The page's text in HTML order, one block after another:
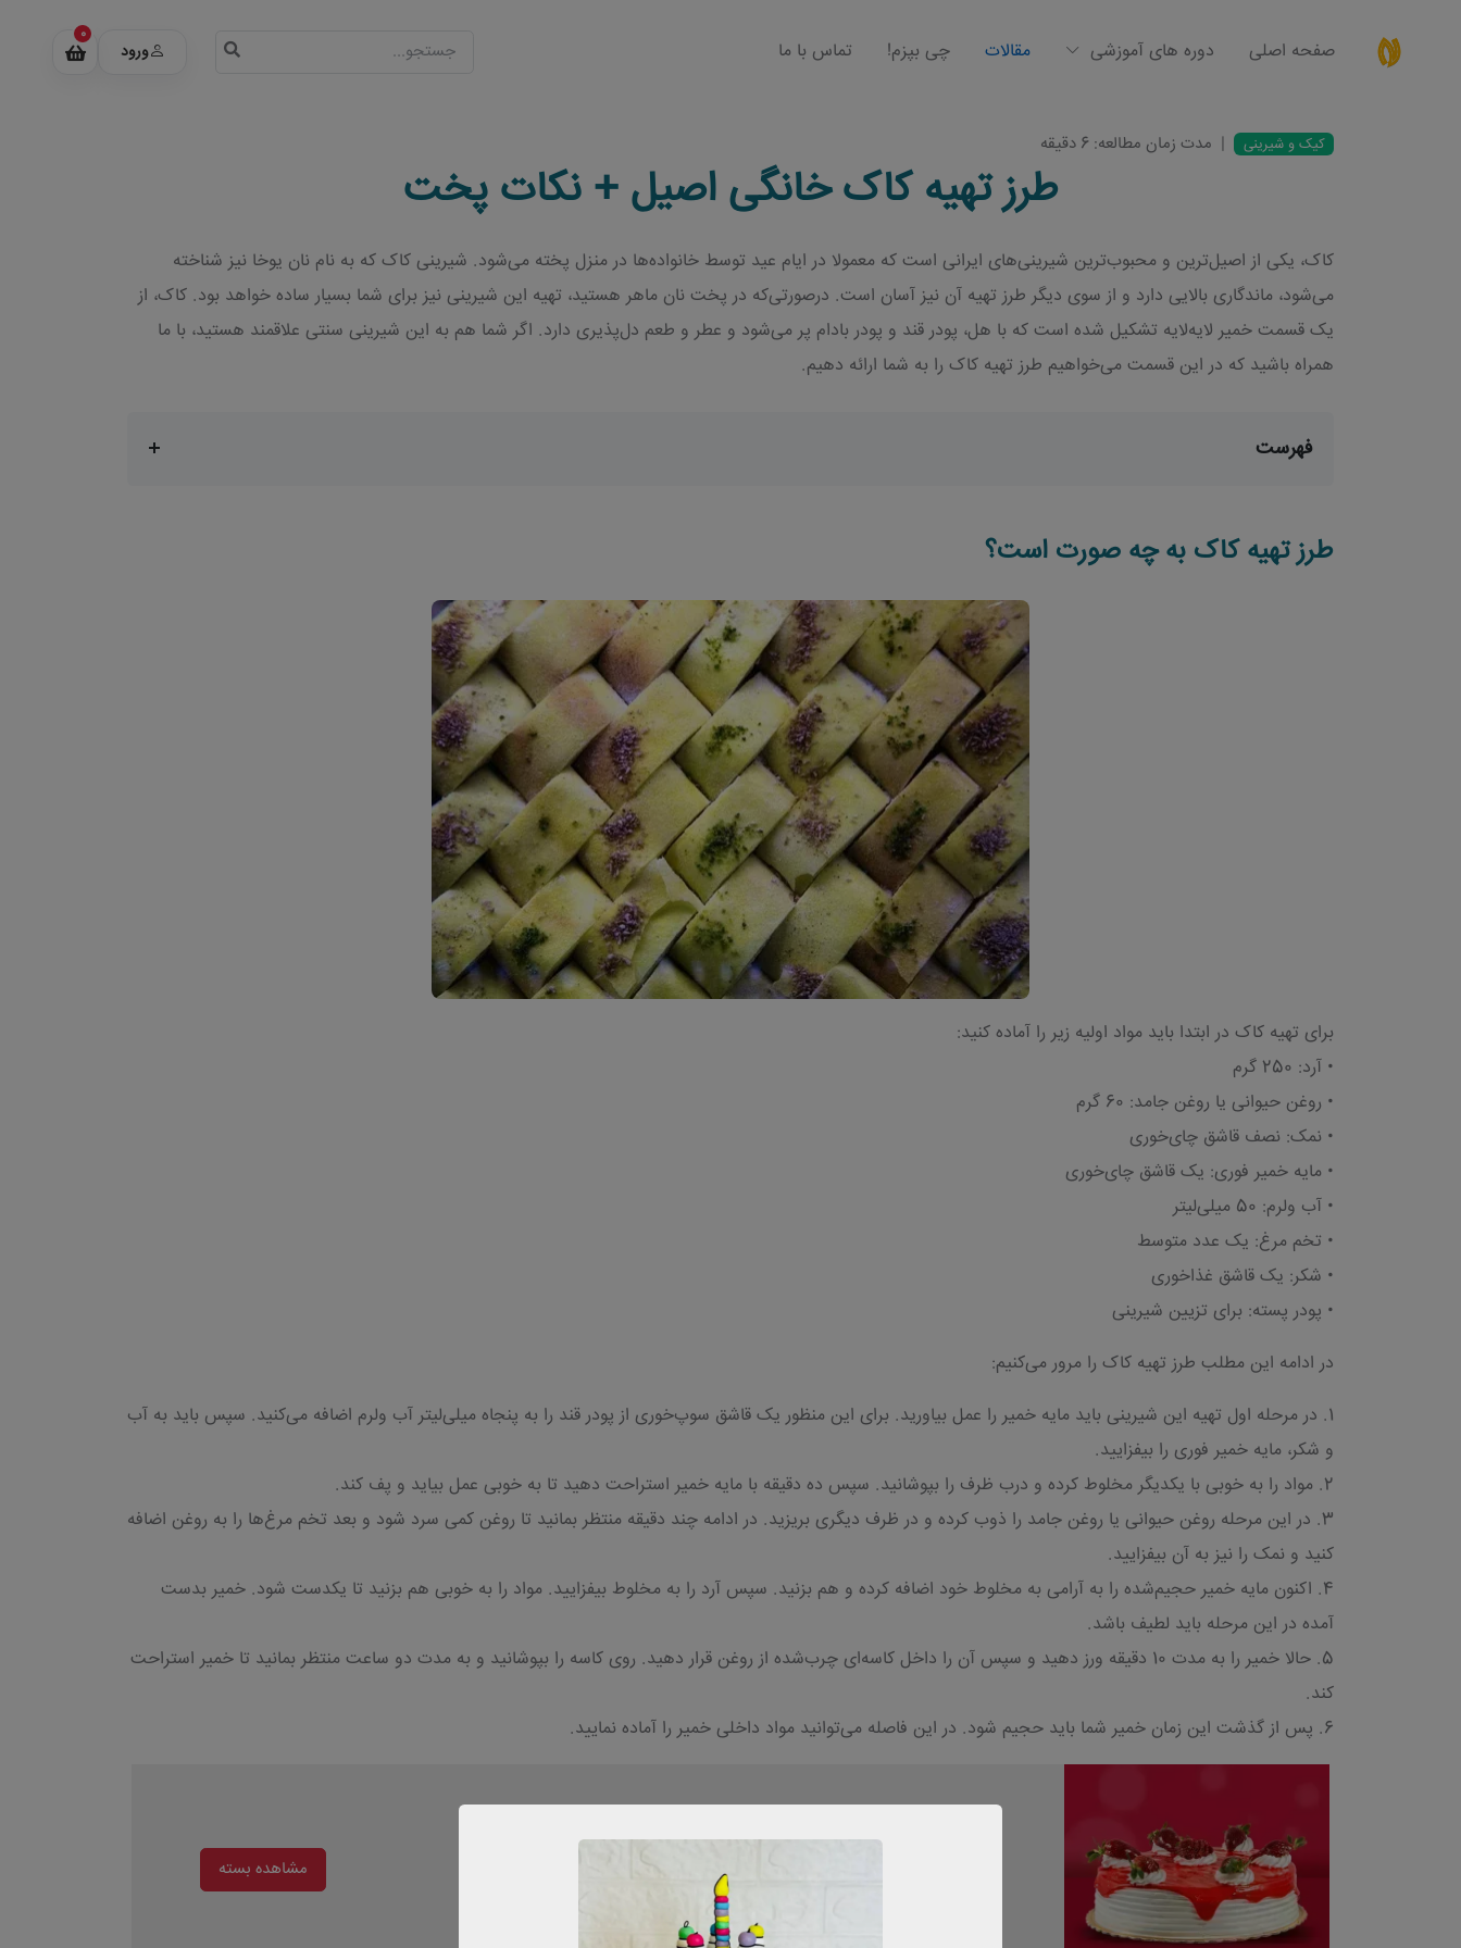
صفحه اصلی دوره های آموزشی مقالات چی بپزم! تماس با ما ورود
0
کیک و شیرینی | مدت زمان مطالعه: 6 دقیقه
طرز تهیه کاک خانگی اصیل + نکات پخت
کاک، یکی از اصیل‌ترین و محبوب‌ترین شیرینی‌های ایرانی است که معمولا در ایام عید توسط خانواده‌ها در منزل پخته می‌شود. شیرینی کاک که به نام نان یوخا نیز شناخته
می‌شود، ماندگاری بالایی دارد و از سوی دیگر طرز تهیه آن نیز آسان است. درصورتی‌که در پخت نان ماهر هستید، تهیه این شیرینی نیز برای شما بسیار ساده خواهد بود. کاک، از
یک قسمت خمیر لایه‌لایه تشکیل شده است که با هل، پودر قند و پودر بادام پر می‌شود و عطر و طعم دل‌پذیری دارد. اگر شما هم به این شیرینی سنتی علاقمند هستید، با ما
همراه باشید که در این قسمت می‌خواهیم طرز تهیه کاک را به شما ارائه دهیم.
فهرست
طرز تهیه کاک به چه صورت است؟
برای تهیه کاک در ابتدا باید مواد اولیه زیر را آماده کنید:
• آرد: 250 گرم
• روغن حیوانی یا روغن جامد: 60 گرم
• نمک: نصف قاشق چای‌خوری
• مایه خمیر فوری: یک قاشق چای‌خوری
• آب ولرم: 50 میلی‌لیتر
• تخم مرغ: یک عدد متوسط
• شکر: یک قاشق غذاخوری
• پودر پسته: برای تزیین شیرینی
در ادامه این مطلب طرز تهیه کاک را مرور می‌کنیم:
1. در مرحله اول تهیه این شیرینی باید مایه خمیر را عمل بیاورید. برای این منظور یک قاشق سوپ‌خوری از پودر قند را به پنجاه میلی‌لیتر آب ولرم اضافه می‌کنید. سپس باید به آب
و شکر، مایه خمیر فوری را بیفزایید.
2. مواد را به خوبی با یکدیگر مخلوط کرده و درب ظرف را بپوشانید. سپس ده دقیقه با مایه خمیر استراحت دهید تا به خوبی عمل بیاید و پف کند.
3. در این مرحله روغن حیوانی یا روغن جامد را ذوب کرده و در ظرف دیگری بریزید. در ادامه چند دقیقه منتظر بمانید تا روغن کمی سرد شود و بعد تخم مرغ‌ها را به روغن اضافه
کنید و نمک را نیز به آن بیفزایید.
4. اکنون مایه خمیر حجیم‌شده را به آرامی به مخلوط خود اضافه کرده و هم بزنید. سپس آرد را به مخلوط بیفزایید. مواد را به خوبی هم بزنید تا یکدست شود. خمیر بدست
آمده در این مرحله باید لطیف باشد.
5. حالا خمیر را به مدت 10 دقیقه ورز دهید و سپس آن را داخل کاسه‌ای چرب‌شده از روغن قرار دهید. روی کاسه را بپوشانید و به مدت دو ساعت منتظر بمانید تا خمیر استراحت
کند.
6. پس از گذشت این زمان خمیر شما باید حجیم شود. در این فاصله می‌توانید مواد داخلی خمیر را آماده نمایید.
صفر تا صد کیک پزی مشاهده بسته